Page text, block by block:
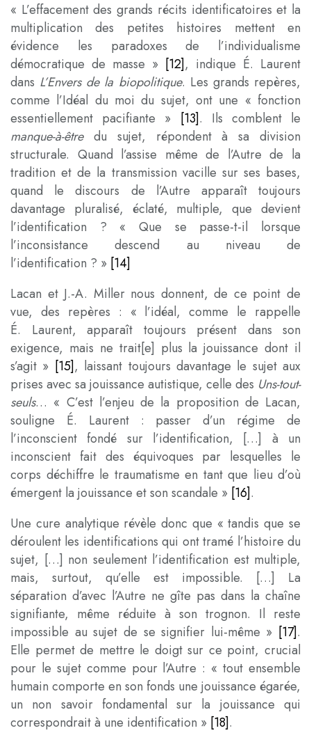
« L’effacement des grands récits identificatoires et la
multiplication des petites histoires mettent en
évidence les paradoxes de l’individualisme
démocratique de masse » [12], indique É. Laurent
dans L’Envers de la biopolitique. Les grands repères,
comme l’Idéal du moi du sujet, ont une « fonction
essentiellement pacifiante »
[13]. Ils comblent le
manque-à-êtredu sujet, répondent à sa division
structurale. Quand l’assise même de l’Autre de la
tradition et de la transmission vacille sur ses bases,
quand le discours de l’Autre apparaît toujours
davantage pluralisé, éclaté, multiple, que devient
l’identification ? « Que se passe-t-il lorsque
l’inconsistance descend au niveau de
l’identification ? » [14]
Lacan et J.-A. Miller nous donnent, de ce point de
vue, des repères : « l’idéal, comme le rappelle
É. Laurent, apparaît toujours présent dans son
exigence, mais ne trait[e] plus la jouissance dont il
s’agit » [15], laissant toujours davantage le sujet aux
prises avec sa jouissance autistique, celle des Uns-tout-
seuls… « C’est l’enjeu de la proposition de Lacan,
souligne É. Laurent : passer d’un régime de
l’inconscient fondé sur l’identification, […] à un
inconscient fait des équivoques par lesquelles le
corps déchiffre le traumatisme en tant que lieu d’où
émergent la jouissance et son scandale » [16].
Une cure analytique révèle donc que « tandis que se
déroulent les identifications qui ont tramé l’histoire du
sujet, […] non seulement l’identification est multiple,
mais, surtout, qu’elle est impossible. […] La
séparation d’avec l’Autre ne gîte pas dans la chaîne
signifiante, même réduite à son trognon. Il reste
impossible au sujet de se signifier lui-même » [17].
Elle permet de mettre le doigt sur ce point, crucial
pour le sujet comme pour l’Autre : « tout ensemble
humain comporte en son fonds une jouissance égarée,
un non savoir fondamental sur la jouissance qui
correspondrait à une identification » [18].